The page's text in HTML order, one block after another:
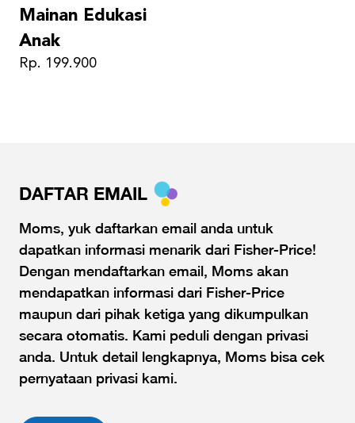
Mainan Edukasi
Anak
Rp. 199.900
DAFTAR EMAIL
Moms, yuk daftarkan email anda untuk
dapatkan informasi menarik dari Fisher-Price!
Dengan mendaftarkan email, Moms akan
mendapatkan informasi dari Fisher-Price
maupun dari pihak ketiga yang dikumpulkan
secara otomatis. Kami peduli dengan privasi
anda. Untuk detail lengkapnya, Moms bisa cek
pernyataan privasi kami.